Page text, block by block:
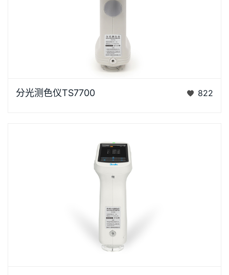
仪是3nh公司花费3年时间、精心设计的、完…
分光测色仪TS7700 822